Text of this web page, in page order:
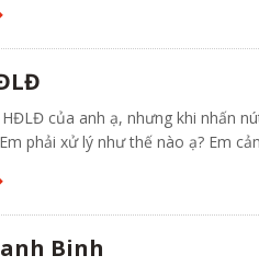
của anh ạ, nhưng khi nhấn
Em phải xử lý như thế nào ạ? Em
Binh